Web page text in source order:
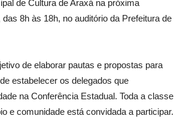
de Cultura de Araxá na próxima
8h às 18h, no auditório da Prefeitura de
de elaborar pautas e propostas para
estabelecer os delegados que
na Conferência Estadual. Toda a classe
e comunidade está convidada a participar.